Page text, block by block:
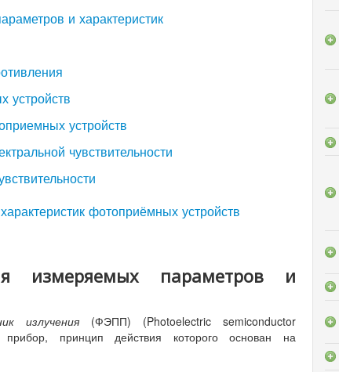
и характеристик
устройств
устройств
чувствительности
фотоприёмных устройств
измеряемых параметров и
излучения(ФЭПП) (Photoelectric semiconductor
прибор, принцип действия которого основан на